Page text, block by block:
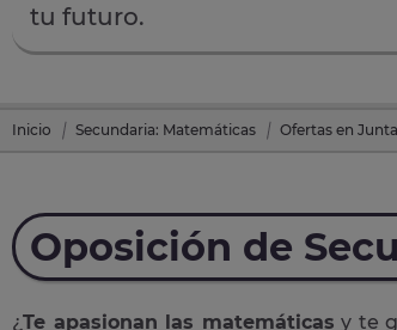
tu futuro.
Inicio Secundaria: Matemáticas Ofertas en
Oposición de
¿Te apasionan las matemáticas y te